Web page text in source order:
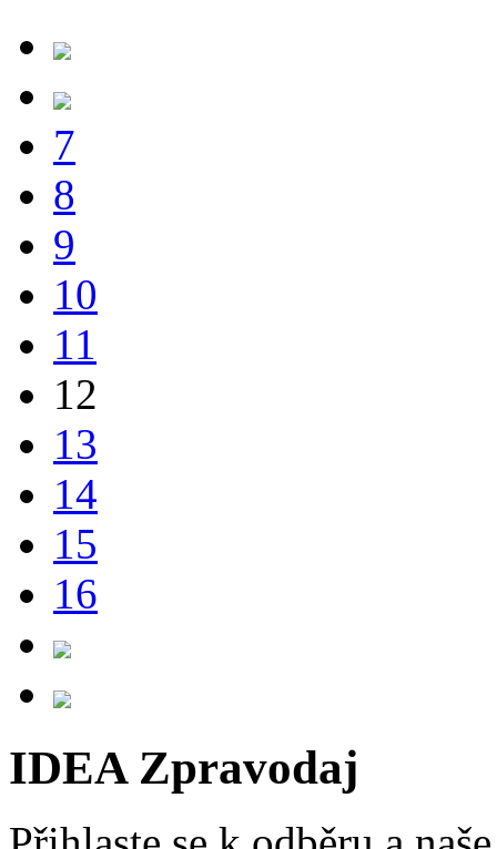
7
8
9
10
11
12
13
14
15
16
IDEA Zpravodaj